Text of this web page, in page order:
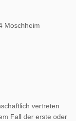
Moschheim
vertreten
Fall der erste oder